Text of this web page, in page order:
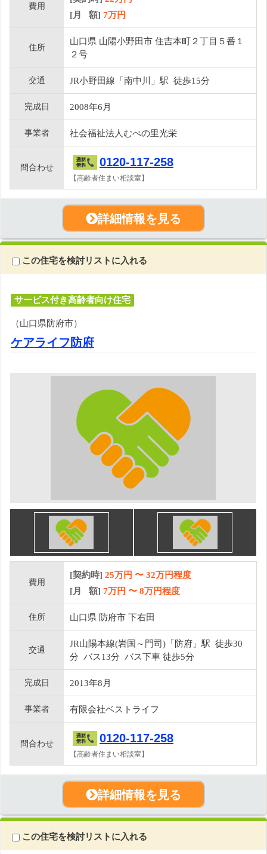
費用
[月 額] 7万円
住所
山口県 山陽小野田市 住吉本町２丁目５番１
２号
交通 JR小野田線「南中川」駅 徒歩15分
完成日 2008年6月
事業者 社会福祉法人むべの里光栄
問合わせ 0120-117-258
【高齢者住まい相談室】
詳細情報を見る
この住宅を検討リストに入れる
サービス付き高齢者向け住宅
（山口県防府市）
ケアライフ防府
費用
[契約時] 25万円 〜 32万円程度
[月 額] 7万円 〜 8万円程度
住所 山口県 防府市 下右田
交通
JR山陽本線(岩国～門司)「防府」駅 徒歩30
分 バス13分 バス下車 徒歩5分
完成日 2013年8月
事業者 有限会社ベストライフ
問合わせ 0120-117-258
【高齢者住まい相談室】
詳細情報を見る
この住宅を検討リストに入れる